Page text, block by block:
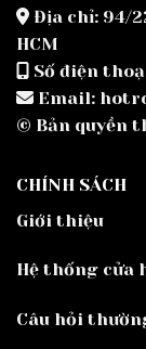
Địa chỉ: 94/
HCM
Số điện
Email:
© Bản quyền
CHÍNH SÁCH
Giới thiệu
Hệ thống cửa
Câu hỏi